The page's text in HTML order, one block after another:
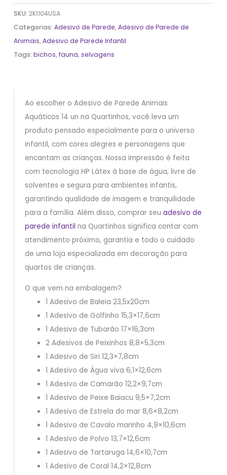
SKU: 2K1104USA
Categorias:Adesivo de Parede,Adesivo de Parede de
Animais,Adesivo de Parede Infantil
Tags:bichos,fauna,selvagens
Ao escolher o Adesivo de Parede Animais
Aquáticos 14 un na Quartinhos, você leva um
produto pensado especialmente para o universo
infantil, com cores alegres e personagens que
encantam as crianças. Nossa impressão é feita
com tecnologia HP Látex à base de água, livre de
solventes e segura para ambientes infantis,
garantindo qualidade de imagem e tranquilidade
para a família. Além disso, comprar seu adesivo de
parede infantil na Quartinhos significa contar com
atendimento próximo, garantia e todo o cuidado
de uma loja especializada em decoração para
quartos de crianças.
O que vem na embalagem?
1 Adesivo de Baleia 23,5x20cm
1 Adesivo de Golfinho 15,3×17,6cm
1 Adesivo de Tubarão 17×16,3cm
2 Adesivos de Peixinhos 8,8×5,3cm
1 Adesivo de Siri 12,3×7,8cm
1 Adesivo de Água viva 6,1×12,6cm
1 Adesivo de Camarão 12,2×9,7cm
1 Adesivo de Peixe Baiacu 9,5×7,2cm
1 Adesivo de Estrela do mar 8,6×8,2cm
1 Adesivo de Cavalo marinho 4,9×10,6cm
1 Adesivo de Polvo 13,7×12,6cm
1 Adesivo de Tartaruga 14,6×10,7cm
1 Adesivo de Coral 14,2×12,8cm